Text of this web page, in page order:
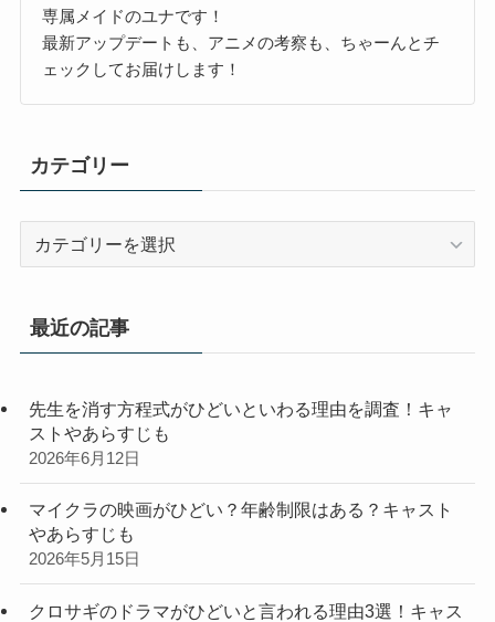
専属メイドのユナです！
最新アップデートも、アニメの考察も、ちゃーんとチ
ェックしてお届けします！
カテゴリー
リ
最近の記事
先生を消す方程式がひどいといわる理由を調査！キャ
ストやあらすじも
2026年6月12日
マイクラの映画がひどい？年齢制限はある？キャスト
やあらすじも
2026年5月15日
クロサギのドラマがひどいと言われる理由3選！キャス